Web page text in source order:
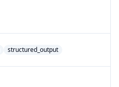
structured_output